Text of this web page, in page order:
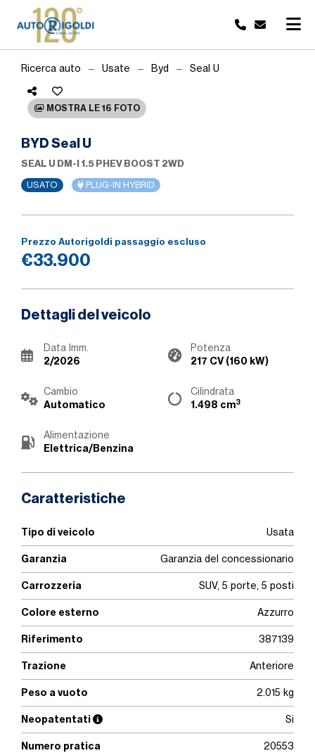
Ricerca auto Usate Byd Seal U
MOSTRA LE 16 FOTO
BYD Seal U
SEAL U DM-I 1.5 PHEV BOOST 2WD
USATO PLUG-IN HYBRID
Prezzo Autorigoldi passaggio escluso
€33.900
Dettagli del veicolo
Data Imm.
2/2026
Potenza
217 CV (160 kW)
Cambio
Automatico
Cilindrata
1.498 cm3
Alimentazione
Elettrica/Benzina
Caratteristiche
Tipo di veicolo Usata
Garanzia Garanzia del concessionario
Carrozzeria SUV, 5 porte, 5 posti
Colore esterno Azzurro
Riferimento 387139
Trazione Anteriore
Peso a vuoto 2.015 kg
Neopatentati Si
Numero pratica 20553